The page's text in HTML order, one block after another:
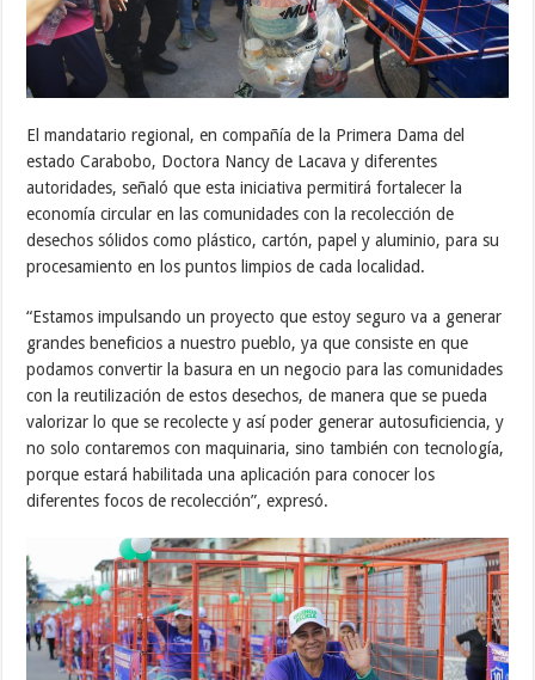
El mandatario regional, en compañía de la Primera Dama del
estado Carabobo, Doctora Nancy de Lacava y diferentes
autoridades, señaló que esta iniciativa permitirá fortalecer la
economía circular en las comunidades con la recolección de
desechos sólidos como plástico, cartón, papel y aluminio, para su
procesamiento en los puntos limpios de cada localidad.
“Estamos impulsando un proyecto que estoy seguro va a generar
grandes beneficios a nuestro pueblo, ya que consiste en que
podamos convertir la basura en un negocio para las comunidades
con la reutilización de estos desechos, de manera que se pueda
valorizar lo que se recolecte y así poder generar autosuficiencia, y
no solo contaremos con maquinaria, sino también con tecnología,
porque estará habilitada una aplicación para conocer los
diferentes focos de recolección”, expresó.